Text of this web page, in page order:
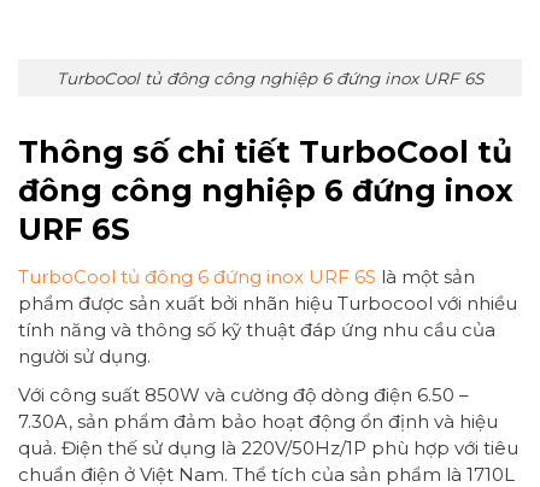
TurboCool tủ đông công nghiệp 6 đứng inox URF 6S
Thông số chi tiết TurboCool tủ
đông công nghiệp 6 đứng inox
URF 6S
TurboCool tủ đông 6 đứng inox URF 6S là một sản
phẩm được sản xuất bởi nhãn hiệu Turbocool với nhiều
tính năng và thông số kỹ thuật đáp ứng nhu cầu của
người sử dụng.
Với công suất 850W và cường độ dòng điện 6.50 –
7.30A, sản phẩm đảm bảo hoạt động ổn định và hiệu
quả. Điện thế sử dụng là 220V/50Hz/1P phù hợp với tiêu
chuẩn điện ở Việt Nam. Thể tích của sản phẩm là 1710L